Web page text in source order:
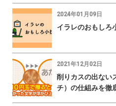
2024年01月09日
イラレのおもしろ
2021年12月02日
削りカスの出ない
チ）の仕組みを徹